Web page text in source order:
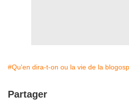
#Qu'en dira-t-on ou la vie de la
Partager